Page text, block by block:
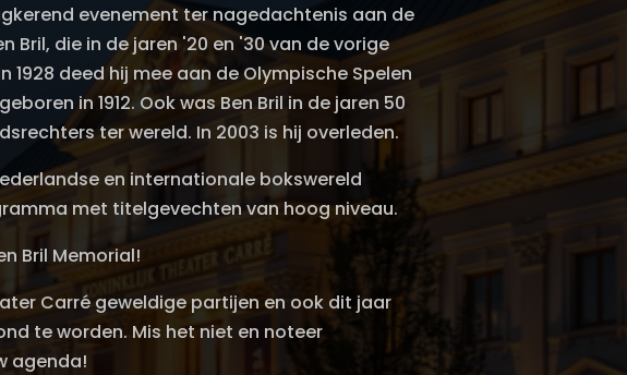
evenement ter nagedachtenis aan de
Bril, die in de jaren '20 en '30 van de vorige
deed hij mee aan de Olympische Spelen
in 1912. Ook was Ben Bril in de jaren 50
ter wereld. In 2003 is hij overleden.
en internationale bokswereld
met titelgevechten van hoog niveau.
Bril Memorial!
Carré geweldige partijen en ook dit jaar
te worden. Mis het niet en noteer
agenda!